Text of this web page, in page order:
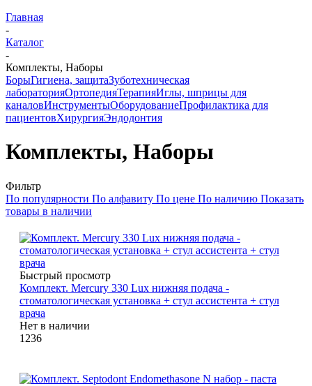
Главная
-
Каталог
-
Комплекты, Наборы
БорыГигиена, защитаЗуботехническая
лабораторияОртопедияТерапияИглы, шприцы для
каналовИнструментыОборудованиеПрофилактика для
пациентовХирургияЭндодонтия
Комплекты, Наборы
Фильтр
По популярности По алфавиту По цене По наличию Показать
товары в наличии
Быстрый просмотр
Комплект. Mercury 330 Lux нижняя подача -
стоматологическая установка + стул ассистента + стул
врача
Нет в наличии
1236